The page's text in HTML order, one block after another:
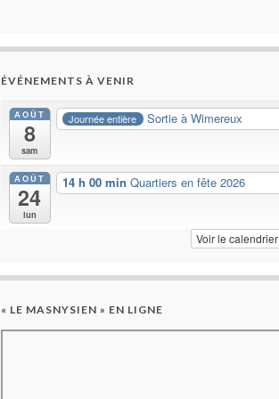
ÉVÉNEMENTS À VENIR
AOÛT
8
sam
Journée entière Sortie à Wimereux
AOÛT
24
lun
14 h 00 min Quartiers en fête 2026
Voir le calendrier
« LE MASNYSIEN » EN LIGNE